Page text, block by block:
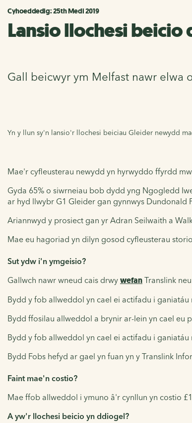
Cyhoeddedig: 25th Medi 2019
Lansio llochesi
Gall beicwyr ym Melfast nawr elwa
Yn y llun sy'n lansio'r llochesi beiciau Gleider newydd
Mae'r cyfleusterau newydd yn hyrwyddo ffyrdd
Gyda 65% o siwrneiau bob dydd yng Ngogledd
ar hyd llwybr G1 Gleider gan gynnwys Dundonald
Ariannwyd y prosiect gan yr Adran Seilwaith a
Mae eu hagoriad yn dilyn gosod cyfleusterau
Sut ydw i'n ymgeisio?
Gallwch nawr wneud cais drwy wefan Translink
Bydd y fob allweddol yn cael ei actifadu i
Bydd ffosilau allweddol a brynir ar-lein yn cael eu
Bydd y fob allweddol yn cael ei actifadu i
Bydd Fobs hefyd ar gael yn fuan yn y Translink
Faint mae'n costio?
Mae ffob allweddol i ymuno â'r cynllun yn costio
A yw'r llochesi beicio yn ddiogel?